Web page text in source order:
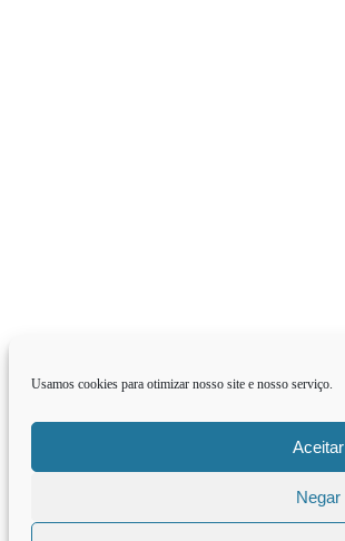
Usamos cookies para otimizar nosso site e nosso serviço.
Aceitar
Negar